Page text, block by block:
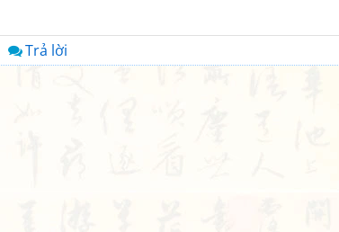
Trả lời